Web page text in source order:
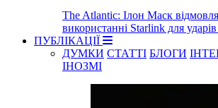
The Atlantic: Ілон Маск
використанні Starlink для ударів
ПУБЛІКАЦІЇ
ДУМКИ СТАТТІ БЛОГИ
ІНОЗМІ